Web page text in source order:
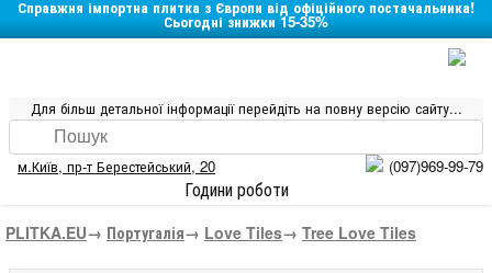
Справжня імпортна плитка з Європи від офіційного постачальника!
Сьогодні знижки 15-35%
Для більш детальної інформації перейдіть на повну версію сайту...
м.Київ, пр-т Берестейський, 20 (097)969-99-79
Години роботи
PLITKA.EU→ Португалія→ Love Tiles→ Tree Love Tiles